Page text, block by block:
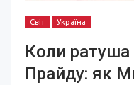
Світ Україна
Коли ратуша
Прайду: як